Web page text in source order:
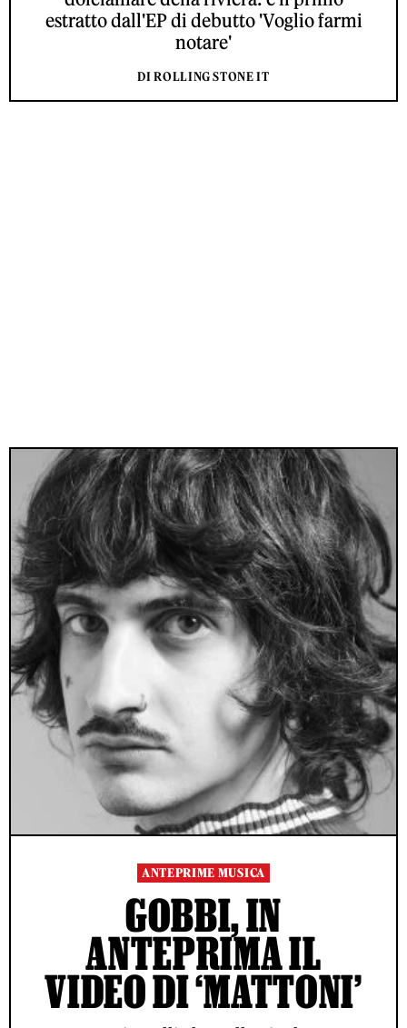
estratto dall'EP di debutto 'Voglio farmi
notare'
DI ROLLING STONE IT
ANTEPRIME MUSICA
GOBBI, IN
ANTEPRIMA IL
VIDEO DI ‘MATTONI’